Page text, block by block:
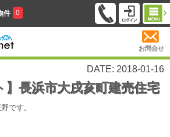
件 0
お問合せ
DATE: 2018-01-16
】長浜市大戌亥町建売住宅
です。